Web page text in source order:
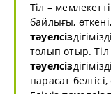
Тіл –
байлығы,
тәуелсіз
толып отыр.
тәуелсіз
парасат белгісі,